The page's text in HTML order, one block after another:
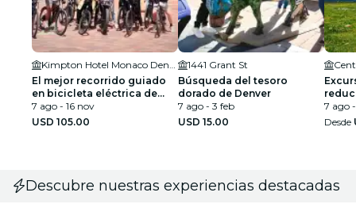
El mejor recorrido guiado
en bicicleta eléctrica de
Denver: los lugares más
destacados de la Mile High
7 ago - 16 nov
USD 105.00
1441 Grant St
Búsqueda del tesoro
dorado de Denver
7 ago - 3 feb
USD 15.00
al
7 ago
Desde
Descubre nuestras experiencias destacadas